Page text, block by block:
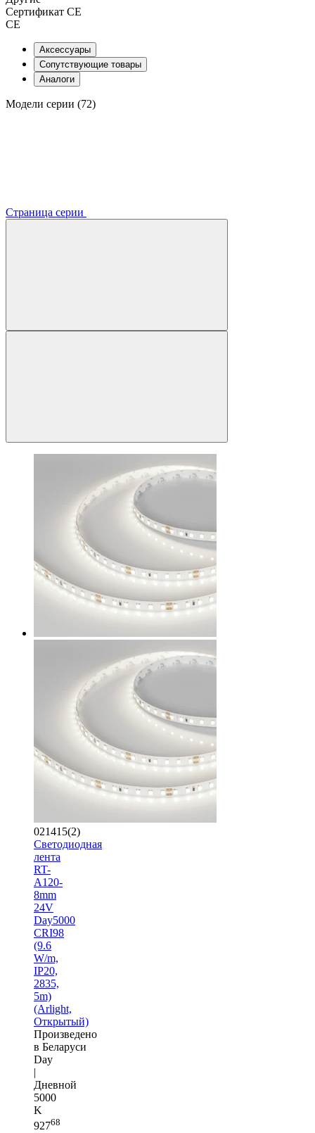
Сертификат CE
CE
Аксессуары
Сопутствующие товары
Аналоги
Модели серии (72)
Страница серии
021415(2)
Светодиодная
лента
RT-
A120-
8mm
24V
Day5000
CRI98
(9.6
W/m,
IP20,
2835,
5m)
(Arlight,
Открытый)
Произведено
в Беларуси
Day
|
Дневной
5000
K
92768